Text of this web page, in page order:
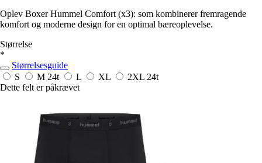
Oplev Boxer Hummel Comfort (x3): som kombinerer fremragende
komfort og moderne design for en optimal bæreoplevelse.
Størrelse
*
Størrelsesguide
S
M 24t L XL 2XL 24t
Dette felt er påkrævet